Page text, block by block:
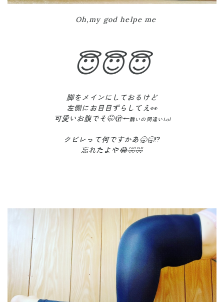
Oh,my god helpe me
😇😇😇
脚をメインにしておるけど
左側にお目目ずらしてえ👀
可愛いお腹でそ🤭🫣←醜いの間違いLol
クビレって何ですかあ🥱🥱⁉️
忘れたよや😂🤣🤣